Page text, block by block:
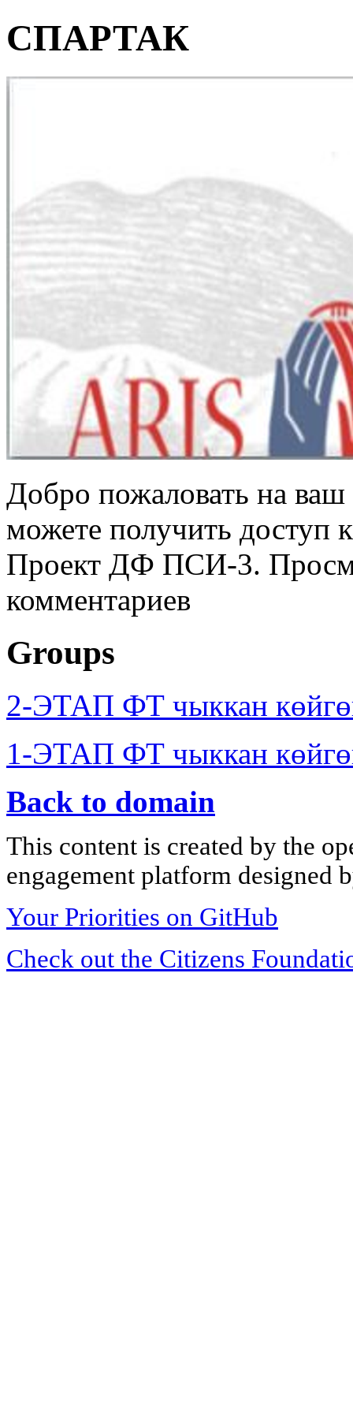
СПАРТАК
Добро пожаловать на
можете получить доступ
Проект ДФ ПСИ-3.
комментариев
Groups
2-ЭТАП ФТ чыккан
1-ЭТАП ФТ чыккан
Back to domain
This content is created by the
engagement platform designed
Your Priorities on GitHub
Check out the Citizens